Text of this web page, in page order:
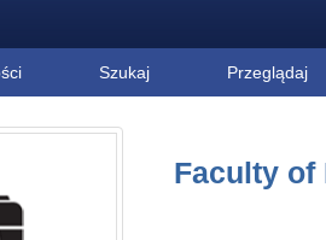
Szukaj Przeglądaj
Faculty of